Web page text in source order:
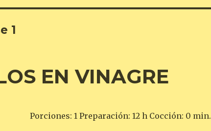
1
EN VINAGRE
Porciones: 1 Preparación: 12 h Cocción: 0 min.